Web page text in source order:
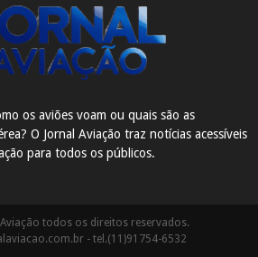
os aviões voam ou quais são as
O Jornal Aviação traz notícias acessíveis
para todos os públicos.
todos os direitos reservados.
- tel.(11)91754-6532